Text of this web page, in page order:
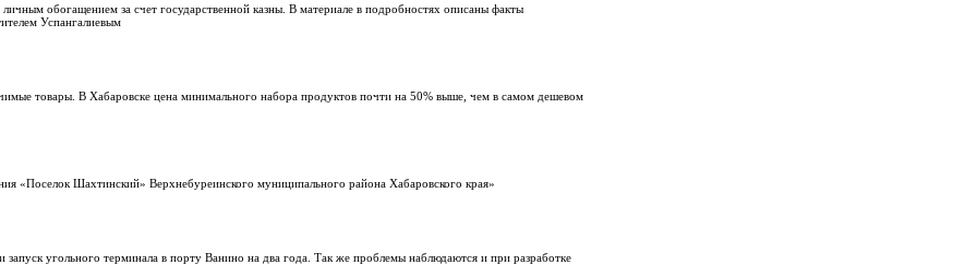
обогащением за счет государственной казны. В материале в подробностях описаны факты
Успангалиевым
товары. В Хабаровске цена минимального набора продуктов почти на 50% выше, чем в самом дешевом
«Поселок Шахтинский» Верхнебуреинского муниципального района Хабаровского края»
угольного терминала в порту Ванино на два года. Так же проблемы наблюдаются и при разработке